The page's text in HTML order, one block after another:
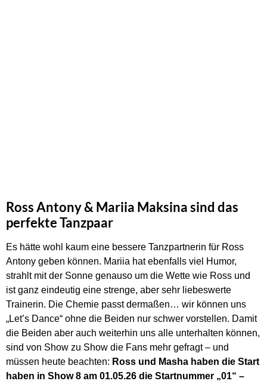
Ross Antony & Mariia Maksina sind das
perfekte Tanzpaar
Es hätte wohl kaum eine bessere Tanzpartnerin für Ross
Antony geben können. Mariia hat ebenfalls viel Humor,
strahlt mit der Sonne genauso um die Wette wie Ross und
ist ganz eindeutig eine strenge, aber sehr liebeswerte
Trainerin. Die Chemie passt dermaßen… wir können uns
„Let’s Dance“ ohne die Beiden nur schwer vorstellen. Damit
die Beiden aber auch weiterhin uns alle unterhalten können,
sind von Show zu Show die Fans mehr gefragt – und
müssen heute beachten: Ross und Masha haben die Start
haben in Show 8 am 01.05.26 die Startnummer „01“ –